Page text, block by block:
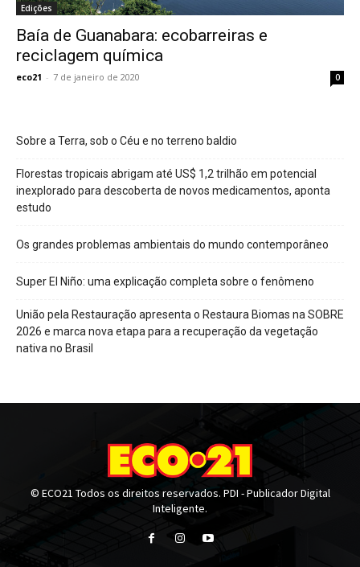
Edições
Baía de Guanabara: ecobarreiras e
reciclagem química
eco21 - 7 de janeiro de 2020 0
Sobre a Terra, sob o Céu e no terreno baldio
Florestas tropicais abrigam até US$ 1,2 trilhão em potencial
inexplorado para descoberta de novos medicamentos, aponta
estudo
Os grandes problemas ambientais do mundo contemporâneo
Super El Niño: uma explicação completa sobre o fenômeno
União pela Restauração apresenta o Restaura Biomas na SOBRE
2026 e marca nova etapa para a recuperação da vegetação
nativa no Brasil
© ECO21 Todos os direitos reservados. PDI - Publicador Digital
Inteligente.